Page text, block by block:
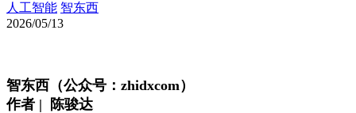
人工智能 智东西
2026/05/13
智东西（公众号：zhidxcom）
作者 | 陈骏达